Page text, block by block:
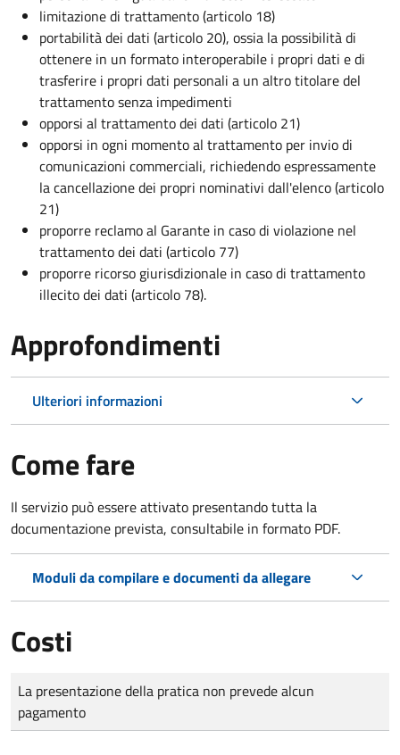
limitazione di trattamento (articolo 18)
portabilità dei dati (articolo 20), ossia la possibilità di
ottenere in un formato interoperabile i propri dati e di
trasferire i propri dati personali a un altro titolare del
trattamento senza impedimenti
opporsi al trattamento dei dati (articolo 21)
opporsi in ogni momento al trattamento per invio di
comunicazioni commerciali, richiedendo espressamente
la cancellazione dei propri nominativi dall'elenco (articolo
21)
proporre reclamo al Garante in caso di violazione nel
trattamento dei dati (articolo 77)
proporre ricorso giurisdizionale in caso di trattamento
illecito dei dati (articolo 78).
Approfondimenti
Ulteriori informazioni
Come fare
Il servizio può essere attivato presentando tutta la
documentazione prevista, consultabile in formato PDF.
Moduli da compilare e documenti da allegare
Costi
Tipo di pagamento
Importo
La presentazione della pratica non prevede alcun
pagamento